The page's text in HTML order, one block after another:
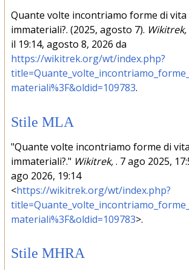
Quante volte incontriamo forme di vita
immateriali?. (2025, agosto 7). Wikitrek,
il 19:14, agosto 8, 2026 da
https://wikitrek.org/wt/index.php?
materiali%3F&oldid=109783.
Stile MLA
"Quante volte incontriamo forme di vita
immateriali?." Wikitrek,. 7 ago 2025,
ago 2026, 19:14
<https://wikitrek.org/wt/index.php?
materiali%3F&oldid=109783>.
Stile MHRA